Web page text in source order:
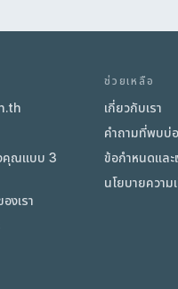
คุณแบบ 3
งเรา
ช่วยเหลือ
เกี่ยวกับเรา
คำถามที่พบบ่
ข้อกำหนดและ
นโยบายความ